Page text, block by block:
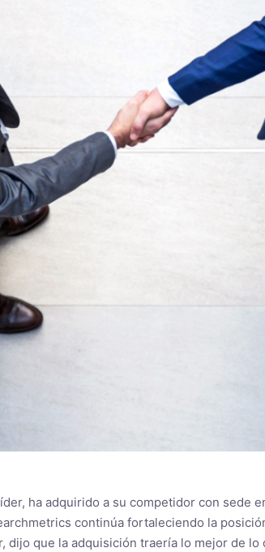
ha adquirido a su competidor con sede
continúa fortaleciendo la
que la adquisición traería lo mejor de